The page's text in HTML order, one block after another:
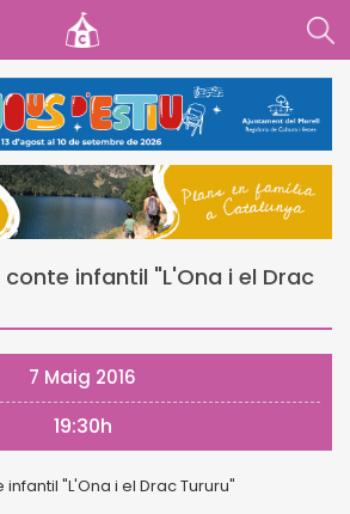
infantil "L'Ona i el Drac
7 Maig 2016
19:30h
"L'Ona i el Drac Tururu"